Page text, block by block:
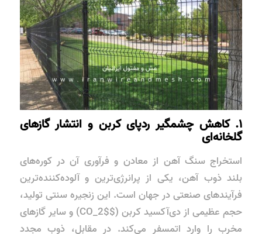
۱. کاهش چشمگیر ردپای کربن و انتشار گازهای
گلخانه‌ای
استخراج سنگ آهن از معادن و فرآوری آن در کوره‌های
بلند ذوب آهن، یکی از پرانرژی‌ترین و آلوده‌کننده‌ترین
فرآیندهای صنعتی در جهان است. این زنجیره سنتی تولید،
حجم عظیمی از دی‌آکسید کربن ($CO_2$) و سایر گازهای
مخرب را وارد اتمسفر می‌کند. در مقابل، ذوب مجدد